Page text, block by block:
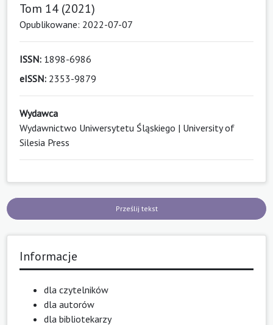
Tom 14 (2021)
Opublikowane: 2022-07-07
ISSN: 1898-6986
eISSN: 2353-9879
Wydawca
Wydawnictwo Uniwersytetu Śląskiego | University of
Silesia Press
Prześlij tekst
Informacje
dla czytelników
dla autorów
dla bibliotekarzy